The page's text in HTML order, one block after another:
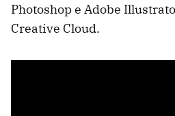
Photoshop e Adobe
Creative Cloud.